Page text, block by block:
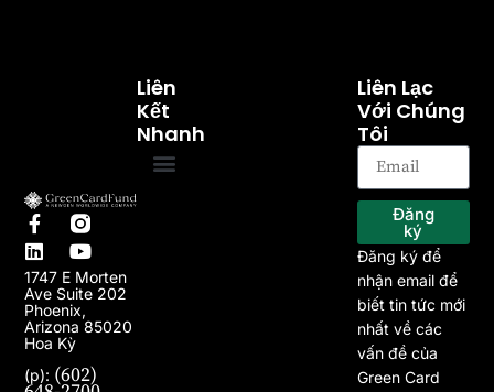
1747 E Morten
Ave Suite 202
Phoenix,
Arizona 85020
Hoa Kỳ
(p): (602)
Liên
Kết
Nhanh
Liên Lạc
Với Chúng
Tôi
Đăng
ký
Đăng ký để
nhận email để
biết tin tức mới
nhất về các
vấn đề của
Green Card